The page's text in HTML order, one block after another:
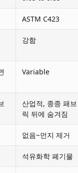
ASTM C423
강함
Variable
산업적, 종종 패브
릭 뒤에 숨겨짐
없음~먼지 제거
석유화학 폐기물